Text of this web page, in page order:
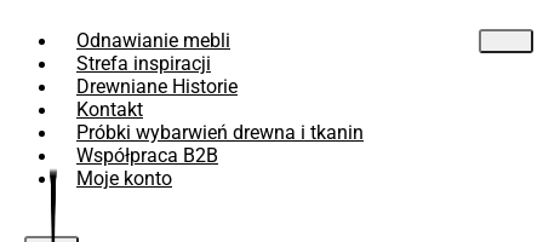
treści
Odnawianie mebli
Strefa inspiracji
Drewniane Historie
Kontakt
Próbki wybarwień drewna i tkanin
Współpraca B2B
Moje konto